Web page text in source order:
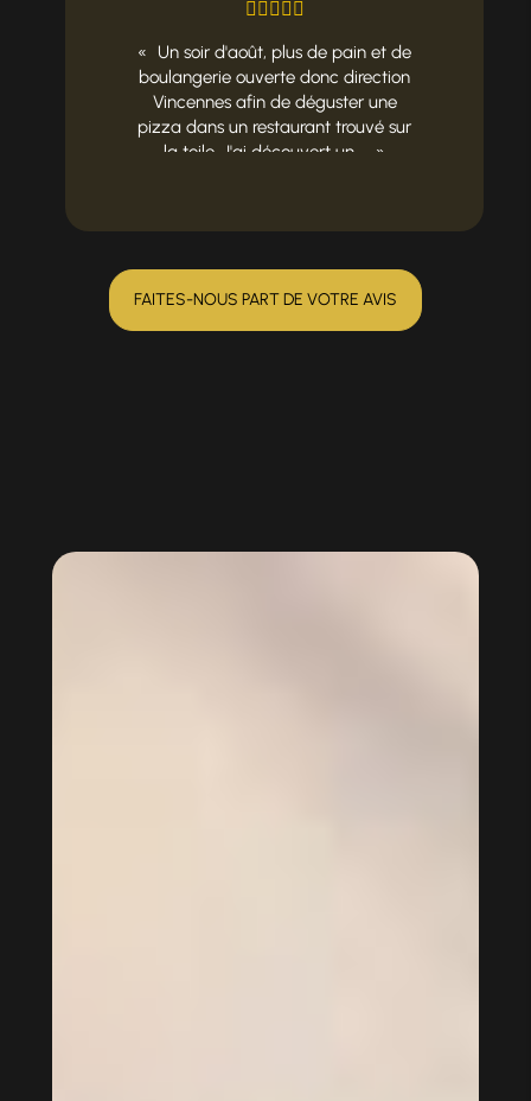
Un soir d'août, plus de pain et de
boulangerie ouverte donc direction
Vincennes afin de déguster une
pizza dans un restaurant trouvé sur
la toile. J'ai découvert un ...
FAITES-NOUS PART DE VOTRE AVIS